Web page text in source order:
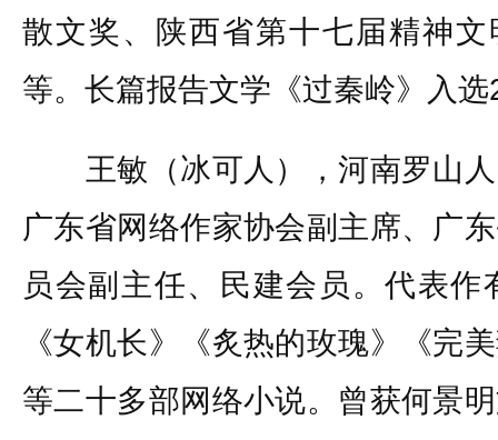
散文奖、陕西省第十七届精神文
等。长篇报告文学《过秦岭》入选
王敏（冰可人），河南罗山人
广东省网络作家协会副主席、广
员会副主任、民建会员。代表
《女机长》《炙热的玫瑰》《完
等二十多部网络小说。曾获何景